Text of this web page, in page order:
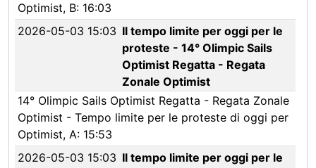
Optimist, B: 16:03
2026-05-03 15:03 Il tempo limite per oggi per le
proteste - 14° Olimpic Sails
Optimist Regatta - Regata
Zonale Optimist
14° Olimpic Sails Optimist Regatta - Regata Zonale
Optimist - Tempo limite per le proteste di oggi per
Optimist, A: 15:53
2026-05-03 15:03 Il tempo limite per oggi per le